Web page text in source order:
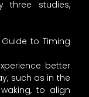
three studies,
to Timing
better
such as in the
to align